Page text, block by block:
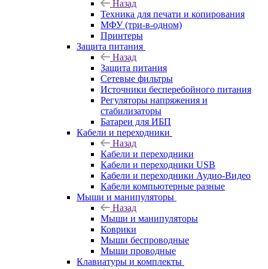
Назад
Техника для печати и копирования
МФУ (три-в-одном)
Принтеры
Защита питания
Назад
Защита питания
Сетевые фильтры
Источники бесперебойного питания
Регуляторы напряжения и
стабилизаторы
Батареи для ИБП
Кабели и переходники
Назад
Кабели и переходники
Кабели и переходники USB
Кабели и переходники Аудио-Видео
Кабели компьютерные разные
Мыши и манипуляторы
Назад
Мыши и манипуляторы
Коврики
Мыши беспроводные
Мыши проводные
Клавиатуры и комплекты